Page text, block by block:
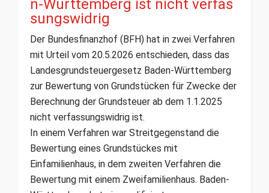
n-Württemberg ist nicht verfas
sungswidrig
Der Bundesfinanzhof (BFH) hat in zwei Verfahren
mit Urteil vom 20.5.2026 entschieden, dass das
Landesgrundsteuergesetz Baden-Württemberg
zur Bewertung von Grundstücken für Zwecke der
Berechnung der Grundsteuer ab dem 1.1.2025
nicht verfassungswidrig ist.
In einem Verfahren war Streitgegenstand die
Bewertung eines Grundstückes mit
Einfamilienhaus, in dem zweiten Verfahren die
Bewertung mit einem Zweifamilienhaus. Baden-